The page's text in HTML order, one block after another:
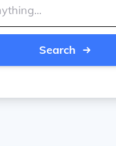
Search